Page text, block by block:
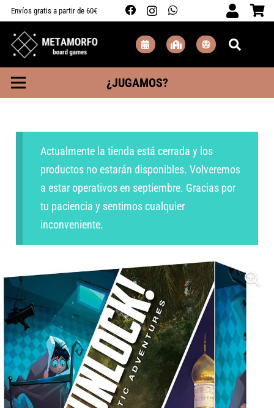
Envíos gratis a partir de 60€
¿JUGAMOS?
Actualmente la tienda está cerrada y los
productos no estarán disponibles. Volveremos
a estar operativos en septiembre. Gracias por
tu paciencia y sentimos cualquier
inconveniente.